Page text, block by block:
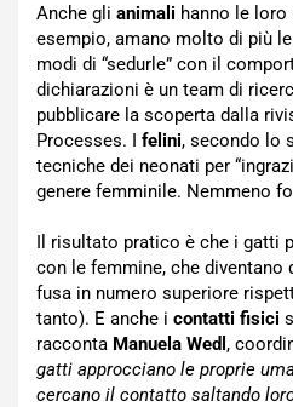
Anche gli animali hanno le loro
esempio, amano molto di più le
modi di “sedurle” con il
dichiarazioni è un team di
pubblicare la scoperta dalla
Processes. I felini, secondo lo
tecniche dei neonati per
genere femminile. Nemmeno
Il risultato pratico è che i gatti
con le femmine, che
fusa in numero superiore
tanto). E anche i contatti fisici
racconta Manuela Wedl ,
gatti approcciano le proprie
cercano il contatto saltando